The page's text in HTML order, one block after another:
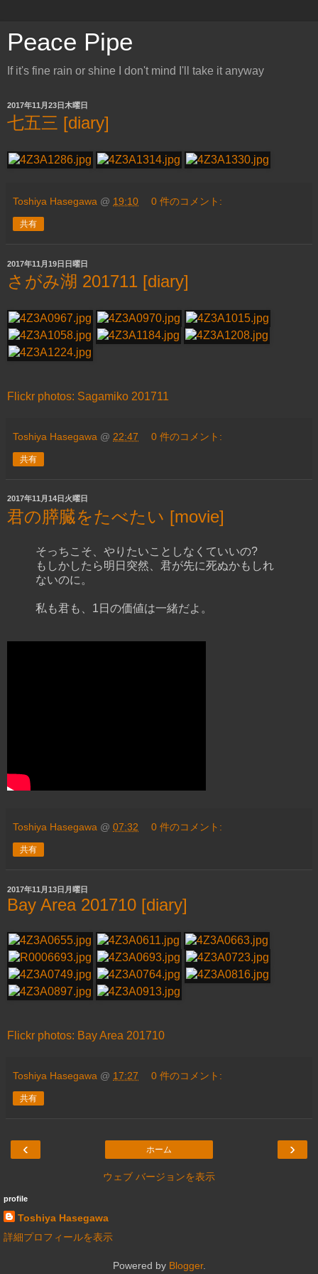
Peace Pipe
If it's fine rain or shine I don't mind I'll take it anyway
2017年11月23日木曜日
七五三 [diary]
Toshiya Hasegawa @ 19:10 0 件のコメント:
共有
2017年11月19日日曜日
さがみ湖 201711 [diary]
Flickr photos: Sagamiko 201711
Toshiya Hasegawa @ 22:47 0 件のコメント:
共有
2017年11月14日火曜日
君の膵臓をたべたい [movie]
そっちこそ、やりたいことしなくていいの?
もしかしたら明日突然、君が先に死ぬかもしれ
ないのに。
私も君も、1日の価値は一緒だよ。
Toshiya Hasegawa @ 07:32 0 件のコメント:
共有
2017年11月13日月曜日
Bay Area 201710 [diary]
Flickr photos: Bay Area 201710
Toshiya Hasegawa @ 17:27 0 件のコメント:
共有
‹ ›
ホーム
ウェブ バージョンを表示
profile
Toshiya Hasegawa
詳細プロフィールを表示
Powered by Blogger.